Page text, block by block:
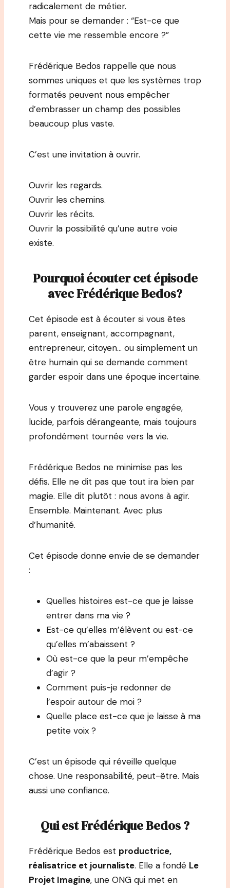
radicalement de métier.
Mais pour se demander : “Est-ce que
cette vie me ressemble encore ?”
Frédérique Bedos rappelle que nous
sommes uniques et que les systèmes trop
formatés peuvent nous empêcher
d’embrasser un champ des possibles
beaucoup plus vaste.
C’est une invitation à ouvrir.
Ouvrir les regards.
Ouvrir les chemins.
Ouvrir les récits.
Ouvrir la possibilité qu’une autre voie
existe.
Pourquoi écouter cet épisode
avec Frédérique Bedos?
Cet épisode est à écouter si vous êtes
parent, enseignant, accompagnant,
entrepreneur, citoyen… ou simplement un
être humain qui se demande comment
garder espoir dans une époque incertaine.
Vous y trouverez une parole engagée,
lucide, parfois dérangeante, mais toujours
profondément tournée vers la vie.
Frédérique Bedos ne minimise pas les
défis. Elle ne dit pas que tout ira bien par
magie. Elle dit plutôt : nous avons à agir.
Ensemble. Maintenant. Avec plus
d’humanité.
Cet épisode donne envie de se demander
:
Quelles histoires est-ce que je laisse
entrer dans ma vie ?
Est-ce qu’elles m’élèvent ou est-ce
qu’elles m’abaissent ?
Où est-ce que la peur m’empêche
d’agir ?
Comment puis-je redonner de
l’espoir autour de moi ?
Quelle place est-ce que je laisse à ma
petite voix ?
C’est un épisode qui réveille quelque
chose. Une responsabilité, peut-être. Mais
aussi une confiance.
Qui est Frédérique Bedos ?
Frédérique Bedos est productrice,
réalisatrice et journaliste. Elle a fondé Le
Projet Imagine, une ONG qui met en